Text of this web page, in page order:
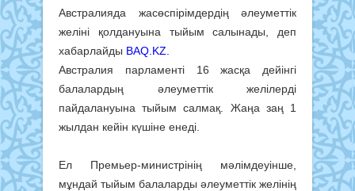
Австралияда жасөспірімдердің әлеуметтік
желіні қолдануына тыйым салынады, деп
хабарлайды BAQ.KZ.
Австралия парламенті 16 жасқа дейінгі
балалардың әлеуметтік желілерді
пайдалануына тыйым cалмақ. Жаңа заң 1
жылдан кейін күшіне енеді.
Ел Премьер-министрінің мәлімдеуінше,
мұндай тыйым балаларды әлеуметтік желінің